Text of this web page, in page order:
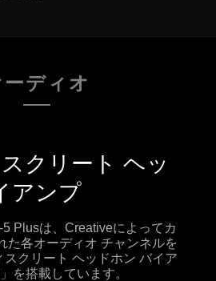
ーディオ
クリート ヘッ
アンプ
Plusは、Creativeによってカ
た各オーディオ チャンネルを
クリート ヘッドホン バイア
を搭載しています。